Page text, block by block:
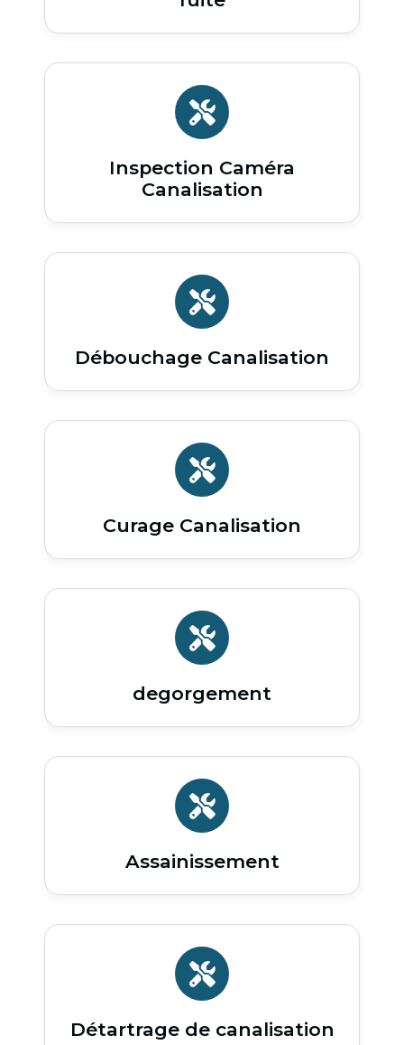
Inspection Caméra
Canalisation
Débouchage Canalisation
Curage Canalisation
degorgement
Assainissement
Détartrage de canalisation